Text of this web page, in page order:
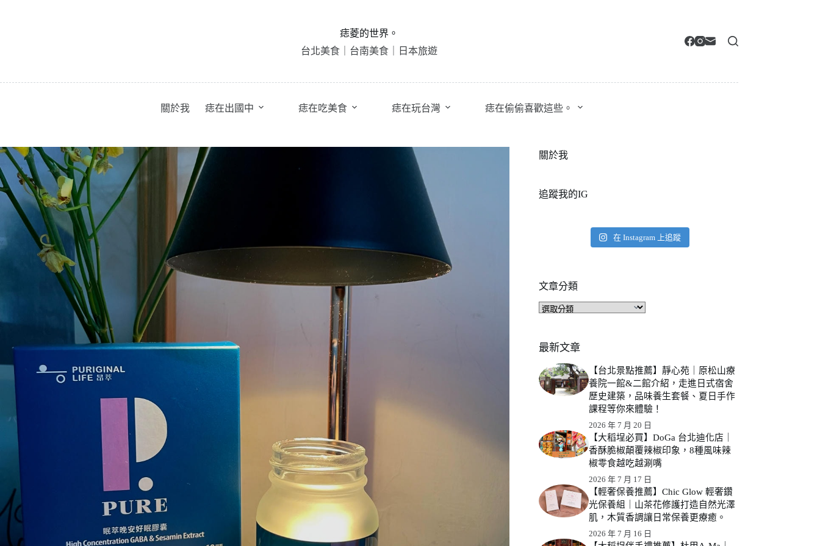
容
痣菱的世界。
台北美食｜台南美食｜日本旅遊
關於我 痣在出國中 痣在吃美食 痣在玩台灣 痣在偷偷喜歡這些。
關於我
追蹤我的IG
在 Instagram 上追蹤
文章分類
文
類
最新文章
【台北景點推薦】靜心苑｜原松山療
養院一館&二館介紹，走進日式宿舍
歷史建築，品味養生套餐、夏日手作
課程等你來體驗！
2026 年 7 月 20 日
【大稻埕必買】DoGa 台北迪化店｜
香酥脆椒顛覆辣椒印象，8種風味辣
椒零食越吃越涮嘴
2026 年 7 月 17 日
【輕奢保養推薦】Chic Glow 輕奢鑽
光保養組｜山茶花修護打造自然光澤
肌，木質香調讓日常保養更療癒。
2026 年 7 月 16 日